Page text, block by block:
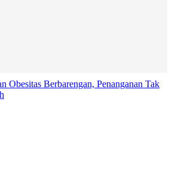
Obesitas Berbarengan, Penanganan Tak